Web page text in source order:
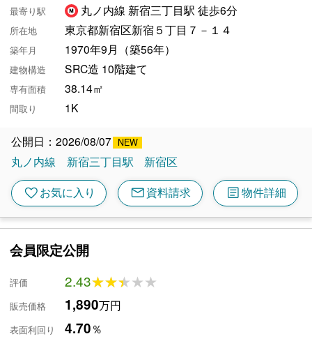
最寄り駅 丸ノ内線 新宿三丁目駅 徒歩6分
所在地 東京都新宿区新宿５丁目７－１４
築年月 1970年9月（築56年）
建物構造 SRC造 10階建て
専有面積 38.14㎡
間取り 1K
公開日：2026/08/07
丸ノ内線
新宿三丁目駅 新宿区
favoriteお気に入り mail資料請求 article物件詳細
会員限定公開
評価 2.43★★★★★
★★★★★
販売価格 1,890万円
表面利回り 4.70％